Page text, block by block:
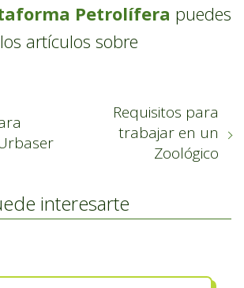
Petrolífera puedes
artículos sobre
Requisitos para
trabajar en un
Zoológico
interesarte